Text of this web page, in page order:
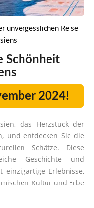
unvergesslichen Reise
Schönheit
2024!
das Herzstück der
und entdecken Sie die
Schätze. Diese
Geschichte und
einzigartige Erlebnisse,
Kultur und Erbe